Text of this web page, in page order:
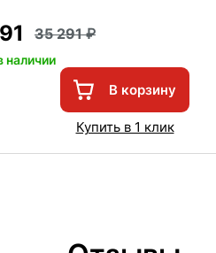
35 291
наличии
В корзину
Купить в 1 клик